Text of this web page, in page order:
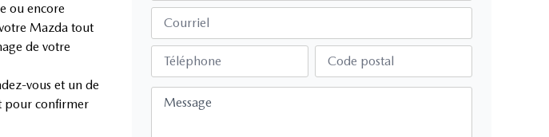
ou encore
Mazda tout
de votre
vous et un de
pour confirmer
Courriel
Téléphone Code postal
Message